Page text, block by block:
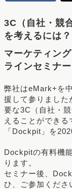
3C（自社・競
を考えるには？
マーケティン
ラインセミナー
弊社はeMark+を
援して参りました
要な3C（自社・
えることができ
「Dockpit」を
Dockpitの有料機
ります。
セミナー後、
ひ、ご参加くださ